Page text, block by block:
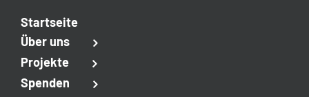
Startseite
Über uns
Projekte
Spenden